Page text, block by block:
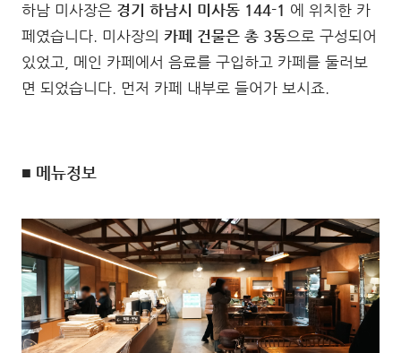
하남 미사장은 경기 하남시 미사동 144-1 에 위치한 카
페였습니다. 미사장의 카페 건물은 총 3동으로 구성되어
있었고, 메인 카페에서 음료를 구입하고 카페를 둘러보
면 되었습니다. 먼저 카페 내부로 들어가 보시죠.
■ 메뉴정보